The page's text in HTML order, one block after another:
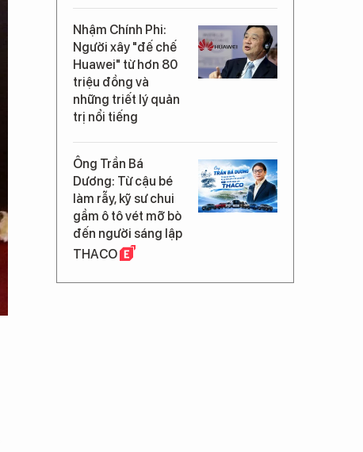
Nhậm Chính Phi:
Người xây "đế chế
Huawei" từ hơn 80
triệu đồng và
những triết lý quản
trị nổi tiếng
Ông Trần Bá
Dương: Từ cậu bé
làm rẫy, kỹ sư chui
gầm ô tô vét mỡ bò
đến người sáng lập
THACO